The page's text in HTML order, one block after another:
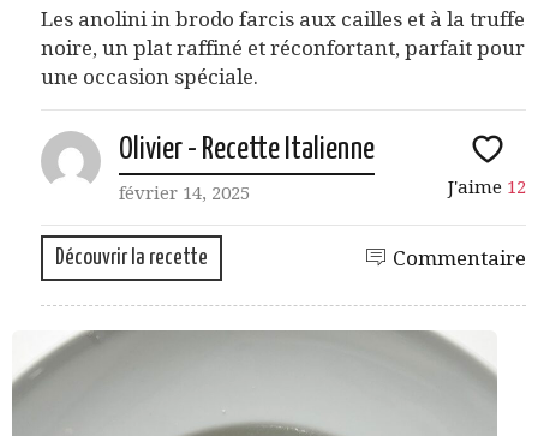
Les anolini in brodo farcis aux cailles et à la truffe
noire, un plat raffiné et réconfortant, parfait pour
une occasion spéciale.
Olivier - Recette Italienne
février 14, 2025 J'aime 12
Découvrir la recette Commentaire